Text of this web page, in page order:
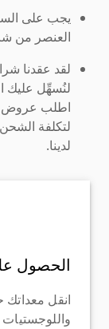
يجب على
العنصر من
لقد عقدنا
لنُسهِّل عليك
اطلب عروض
لتكلفة
لدينا.
الحصول
انقل